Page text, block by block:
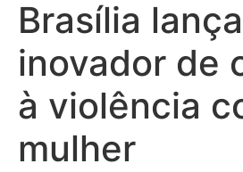
Brasília
inovador de
à violência
mulher